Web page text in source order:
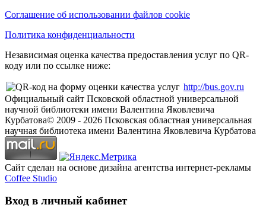
Соглашение об использовании файлов cookie
Политика конфиденциальности
Независимая оценка качества предоставления услуг по QR-
коду или по ссылке ниже:
http://bus.gov.ru
Официальный сайт Псковской областной универсальной
научной библиотеки имени Валентина Яковлевича
Курбатова© 2009 - 2026 Псковская областная универсальная
научная библиотека имени Валентина Яковлевича Курбатова
Сайт сделан на основе дизайна агентства интернет-рекламы
Coffee Studio
Вход в личный кабинет